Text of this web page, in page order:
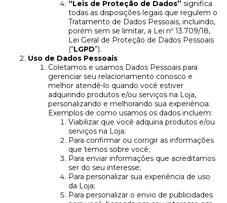
“Leis de Proteção de Dados” significa
todas as disposições legais que regulem o
Tratamento de Dados Pessoais, incluindo,
porém sem se limitar, a Lei nº 13.709/18,
Lei Geral de Proteção de Dados Pessoais
(“LGPD”).
Uso de Dados Pessoais
Coletamos e usamos Dados Pessoais para
gerenciar seu relacionamento conosco e
melhor atendê-lo quando você estiver
adquirindo produtos e/ou serviços na Loja,
personalizando e melhorando sua experiência.
Exemplos de como usamos os dados incluem:
Viabilizar que você adquiria produtos e/ou
serviços na Loja;
Para confirmar ou corrigir as informações
que temos sobre você;
Para enviar informações que acreditamos
ser do seu interesse;
Para personalizar sua experiência de uso
da Loja;
Para personalizar o envio de publicidades